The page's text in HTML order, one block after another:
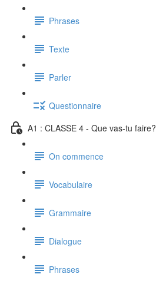
Phrases
Texte
Parler
Questionnaire
A1 : CLASSE 4 - Que vas-tu faire?
On commence
Vocabulaire
Grammaire
Dialogue
Phrases